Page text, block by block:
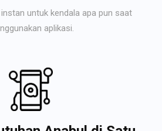
untuk kendala apa pun saat
aplikasi.